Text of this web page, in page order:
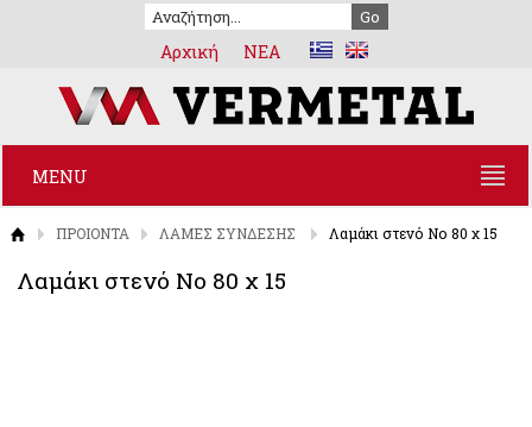
Αρχική NEA
MENU
ΠΡΟΙΟΝΤΑ ΛΑΜΕΣ ΣΥΝΔΕΣΗΣ Λαμάκι στενό Νο 80 χ 15
Λαμάκι στενό Νο 80 χ 15